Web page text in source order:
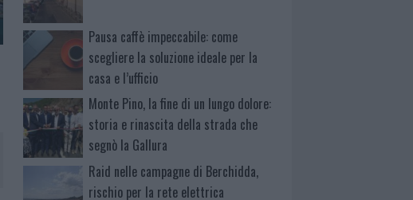
Pausa caffè impeccabile: come
scegliere la soluzione ideale per la
casa e l’ufficio
Monte Pino, la fine di un lungo dolore:
storia e rinascita della strada che
segnò la Gallura
Raid nelle campagne di Berchidda,
rischio per la rete elettrica